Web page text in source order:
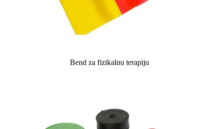
Bend za fizikalnu terapiju